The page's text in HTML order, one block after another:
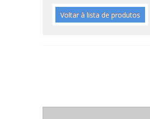
Voltar à lista de produtos